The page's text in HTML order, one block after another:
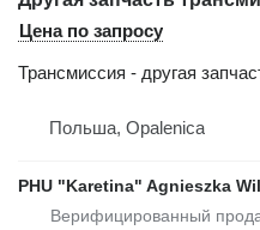
Цена по запросу
Трансмиссия - другая
Польша, Opalenica
PHU "Karetina" Agnieszka